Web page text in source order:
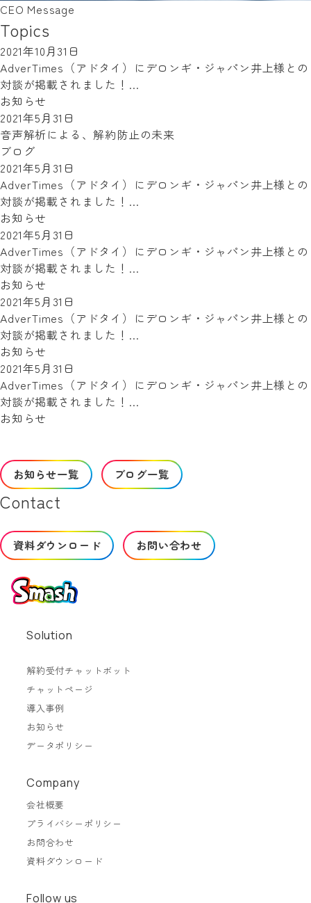
CEO Message
Topics
2021年10月31日
AdverTimes（アドタイ）にデロンギ・ジャパン井上様との
対談が掲載されました！…
お知らせ
2021年5月31日
音声解析による、解約防止の未来
ブログ
2021年5月31日
AdverTimes（アドタイ）にデロンギ・ジャパン井上様との
対談が掲載されました！…
お知らせ
2021年5月31日
AdverTimes（アドタイ）にデロンギ・ジャパン井上様との
対談が掲載されました！…
お知らせ
2021年5月31日
AdverTimes（アドタイ）にデロンギ・ジャパン井上様との
対談が掲載されました！…
お知らせ
2021年5月31日
AdverTimes（アドタイ）にデロンギ・ジャパン井上様との
対談が掲載されました！…
お知らせ
お知らせ一覧 ブログ一覧
Contact
資料ダウンロード お問い合わせ
Solution
解約受付チャットボット
チャットページ
導入事例
お知らせ
データポリシー
Company
会社概要
プライバシーポリシー
お問合わせ
資料ダウンロード
Follow us